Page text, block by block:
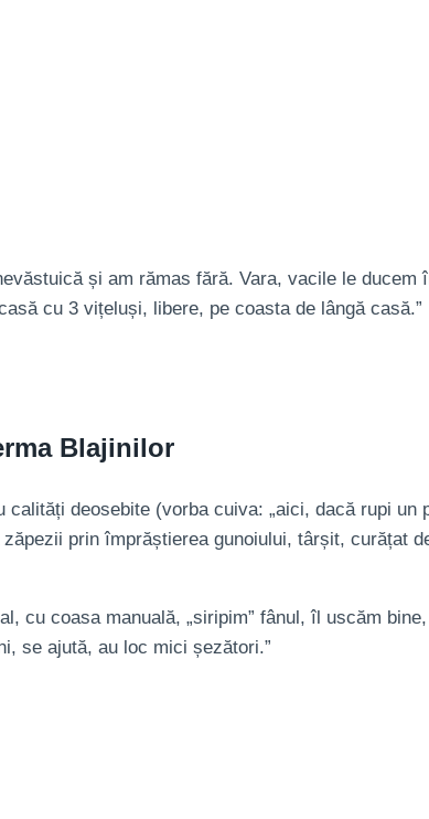
și am rămas fără. Vara, vacile le
cu 3 vițeluși, libere, pe coasta de lângă casă.”
Blajinilor
deosebite (vorba cuiva: „aici, dacă rupi
prin împrăștierea gunoiului, târșit, curățat
cu coasa manuală, „siripim” fânul, îl uscăm
se ajută, au loc mici șezători.”